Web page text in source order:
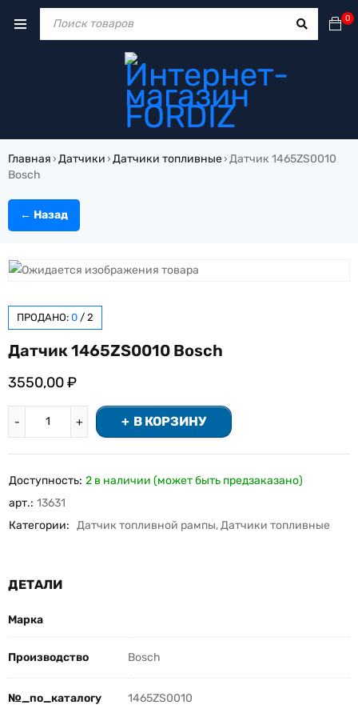
0
Главная › Датчики › Датчики топливные› Датчик 1465ZS0010
Bosch
← Назад
ПРОДАНО: 0 / 2
Датчик 1465ZS0010 Bosch
3550,00₽
В КОРЗИНУ
Доступность: 2 в наличии (может быть предзаказано)
арт.: 13631
Категории: Датчик топливной рампы,Датчики топливные
ДЕТАЛИ
Марка
Производство Bosch
№_по_каталогу 1465ZS0010